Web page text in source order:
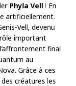
Phyla Vell ! En
artificiellement.
Vell, devenu
important
final
au
Grâce à ces
créatures les